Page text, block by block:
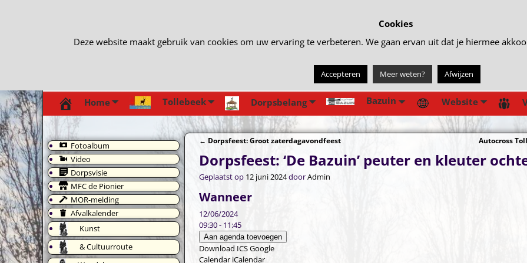
Home Tollebeek Dorpsbelang Bazuin Website
← Dorpsfeest: Groot zaterdagavondfeest Autocross
Dorpsfeest: ‘De Bazuin’ peuter en kleuter
Geplaatst op 12 juni 2024doorAdmin
Wanneer
12/06/2024
09:30 - 11:45
Aan agenda toevoegen
Download ICSGoogle
Calendar iCalendar
Fotoalbum
Video
Dorpsvisie
MFC de Pionier
MOR-melding
Afvalkalender
Kunst
& Cultuurroute
Cookies
Deze website maakt gebruik van cookies om uw ervaring te verbeteren. We gaan ervan uit dat je hiermee
Accepteren Meer weten? Afwijzen